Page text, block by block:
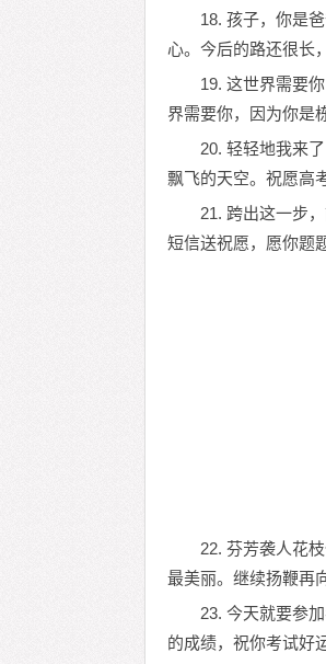
18. 孩子，你是
心。今后的路还很长
19. 这世界需要
界需要你，因为你是
20. 轻轻地我来
飘飞的天空。祝愿高
21. 跨出这一步
短信送祝愿，愿你题
22. 芬芳袭人花
最美丽。继续扬鞭再
23. 今天就要参
的成绩，祝你考试好